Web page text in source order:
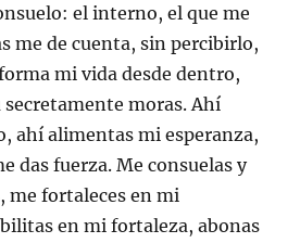
el interno, el que me
me de cuenta, sin percibirlo,
mi vida desde dentro,
moras. Ahí
ahí alimentas mi esperanza,
das fuerza. Me consuelas y
me fortaleces en mi
en mi fortaleza, abonas